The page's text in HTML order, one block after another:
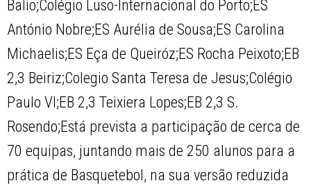
Balio;Colégio Luso-Internacional do Porto;ES
António Nobre;ES Aurélia de Sousa;ES Carolina
Michaelis;ES Eça de Queiróz;ES Rocha Peixoto;EB
2,3 Beiriz;Colegio Santa Teresa de Jesus;Colégio
Paulo VI;EB 2,3 Teixiera Lopes;EB 2,3 S.
Rosendo;Está prevista a participação de cerca de
70 equipas, juntando mais de 250 alunos para a
prática de Basquetebol, na sua versão reduzida